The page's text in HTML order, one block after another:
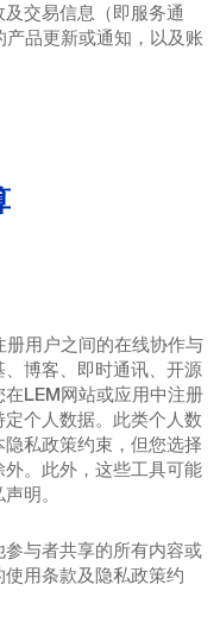
交易信息（即服务通
品更新或通知，以及账
用户之间的在线协作与
博客、即时通讯、开源
LEM网站或应用中注册
个人数据。此类个人数
私政策约束，但您选择
。此外，这些工具可能
明。
与者共享的所有内容或
用条款及隐私政策约